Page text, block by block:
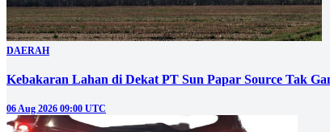
DAERAH
Kebakaran Lahan di Dekat PT Sun Papar Source Tak
06 Aug 2026 09:00 UTC